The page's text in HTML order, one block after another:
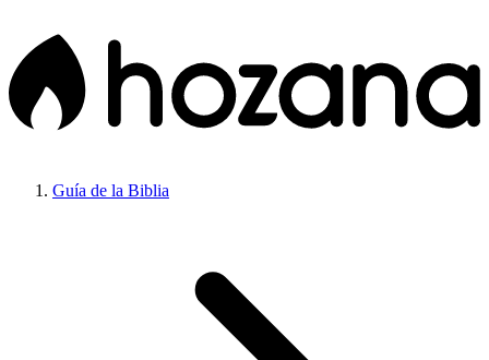
Guía de la Biblia